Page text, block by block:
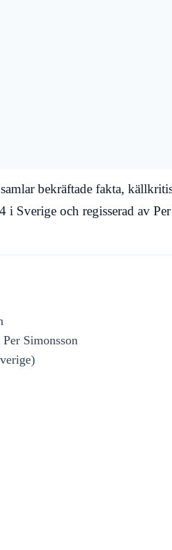
samlar bekräftade fakta,
Sverige och regisserad av
Simonsson